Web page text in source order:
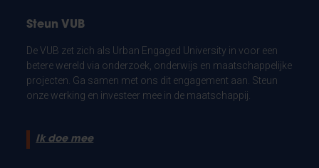
Steun VUB
De VUB zet zich als Urban Engaged University in voor een
betere wereld via onderzoek, onderwijs en maatschappelijke
projecten. Ga samen met ons dit engagement aan. Steun
onze werking en investeer mee in de maatschappij.
Ik doe mee